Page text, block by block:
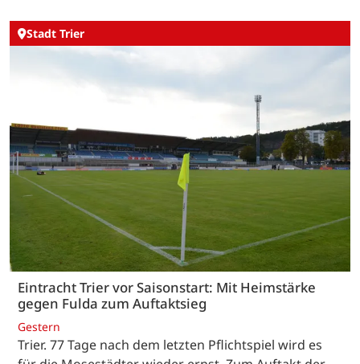
Stadt Trier
Eintracht Trier vor Saisonstart: Mit Heimstärke
gegen Fulda zum Auftaktsieg
Gestern
Trier. 77 Tage nach dem letzten Pflichtspiel wird es